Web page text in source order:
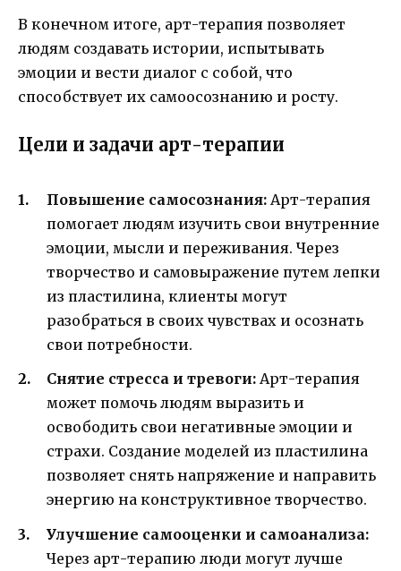
В конечном итоге, арт-терапия позволяет
людям создавать истории, испытывать
эмоции и вести диалог с собой, что
способствует их самоосознанию и росту.
Цели и задачи арт-терапии
Повышение самосознания: Арт-терапия
помогает людям изучить свои внутренние
эмоции, мысли и переживания. Через
творчество и самовыражение путем лепки
из пластилина, клиенты могут
разобраться в своих чувствах и осознать
свои потребности.
Снятие стресса и тревоги: Арт-терапия
может помочь людям выразить и
освободить свои негативные эмоции и
страхи. Создание моделей из пластилина
позволяет снять напряжение и направить
энергию на конструктивное творчество.
Улучшение самооценки и самоанализа:
Через арт-терапию люди могут лучше